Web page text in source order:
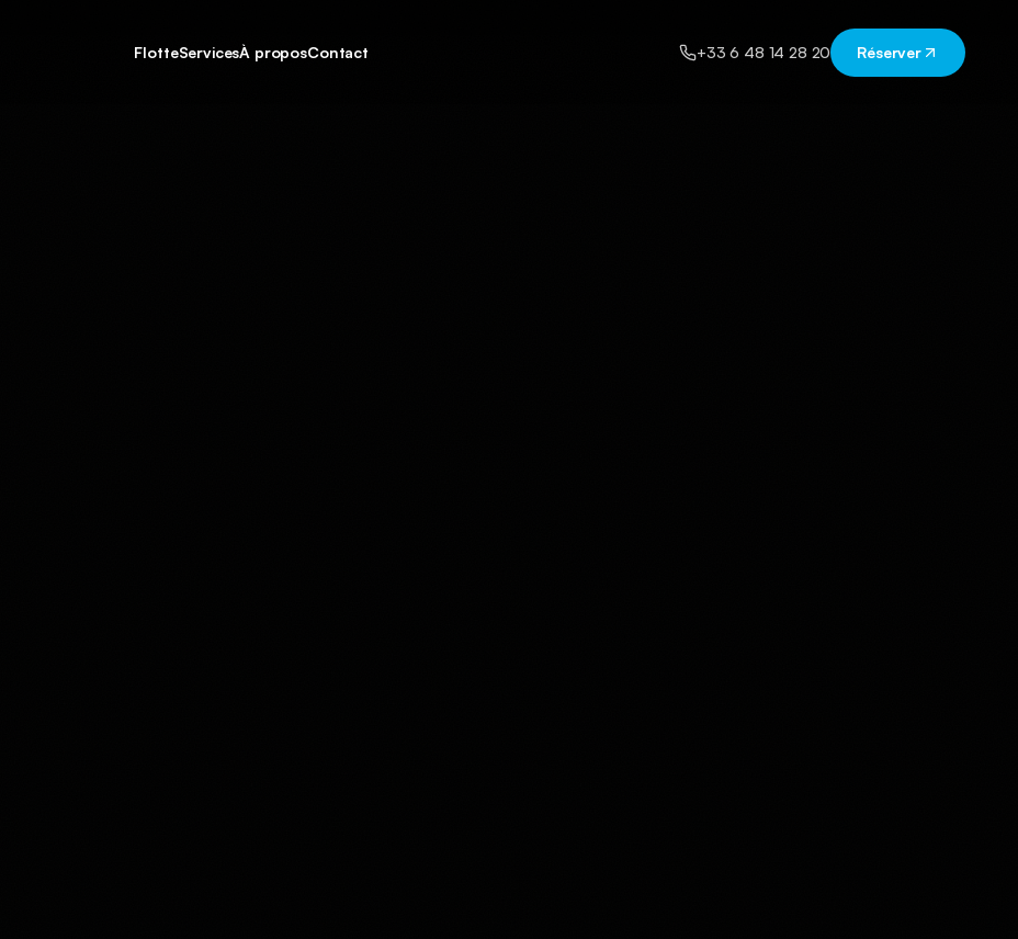
FlotteServicesÀ proposContact +33 6 48 14 28 20 Réserver